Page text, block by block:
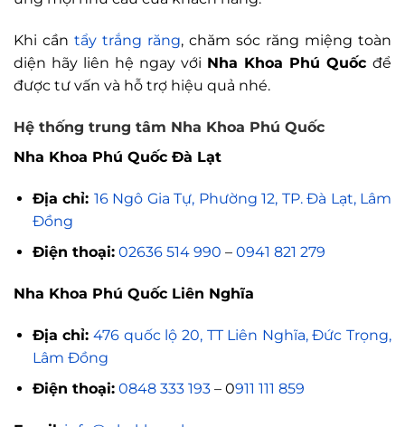
Khi cần tẩy trắng răng, chăm sóc răng miệng toàn
diện hãy liên hệ ngay với Nha Khoa Phú Quốc để
được tư vấn và hỗ trợ hiệu quả nhé.
Hệ thống trung tâm Nha Khoa Phú Quốc
Nha Khoa Phú Quốc Đà Lạt
Địa chỉ: 16 Ngô Gia Tự, Phường 12, TP. Đà Lạt, Lâm
Đồng
Điện thoại: 02636 514 990 – 0941 821 279
Nha Khoa Phú Quốc Liên Nghĩa
Địa chỉ: 476 quốc lộ 20, TT Liên Nghĩa, Đức Trọng,
Lâm Đồng
Điện thoại: 0848 333 193– 0911 111 859